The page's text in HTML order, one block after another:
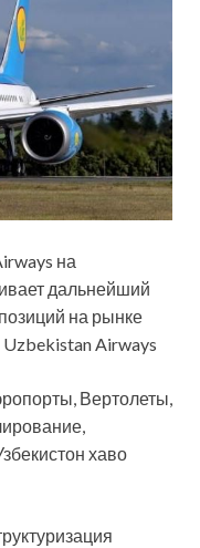
на
дальнейший
на рынке
Airways
Вертолеты,
хаво